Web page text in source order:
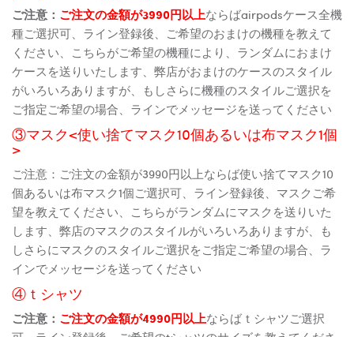
ご注意： ご注文の金額が3990円以上ならばairpodsケース全機
種ご選択可、ライン登録後、ご希望のおまけの機種を教えて
ください、こちらがご希望の機種により、ランダムにおまけ
ケースを送りいたします、弊店がおまけのケースのスタイル
がいろいろありますが、もしさらに機種のスタイルご選択を
ご指定ご希望の場合、ラインでメッセージを送ってください
③マスク<使い捨てマスク10個あるいは布マスク1個
>
ご注意：ご注文の金額が3990円以上ならば使い捨てマスク10
個あるいは布マスク1個ご選択可、ライン登録後、マスクご希
望を教えてください、こちらがランダムにマスクを送りいた
します、弊店のマスクのスタイルがいろいろありますが、も
しさらにマスクのスタイルご選択をご指定ご希望の場合、ラ
インでメッセージを送ってください
④ｔシャツ
ご注意： ご注文の金額が4990円以上ならばｔシャツご選択